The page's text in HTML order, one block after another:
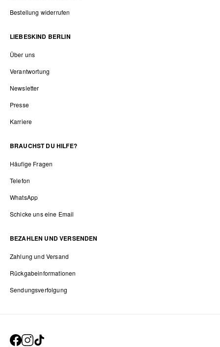
Bestellung widerrufen
LIEBESKIND BERLIN
Über uns
Verantwortung
Newsletter
Presse
Karriere
BRAUCHST DU HILFE?
Häufige Fragen
Telefon
WhatsApp
Schicke uns eine Email
BEZAHLEN UND VERSENDEN
Zahlung und Versand
Rückgabeinformationen
Sendungsverfolgung